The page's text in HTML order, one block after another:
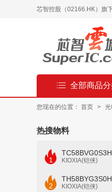
芯智控股（02166.HK）旗
全部商品
您现在的位置： 首页 >
热搜物料
1 KIOXIA(铠侠)
2 KIOXIA(铠侠)